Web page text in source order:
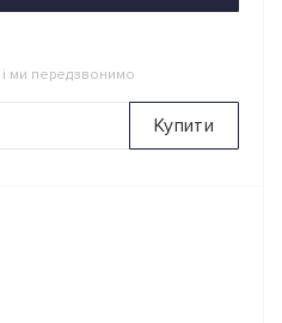
ми передзвонимо
Купити